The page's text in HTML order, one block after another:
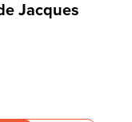
Jacques